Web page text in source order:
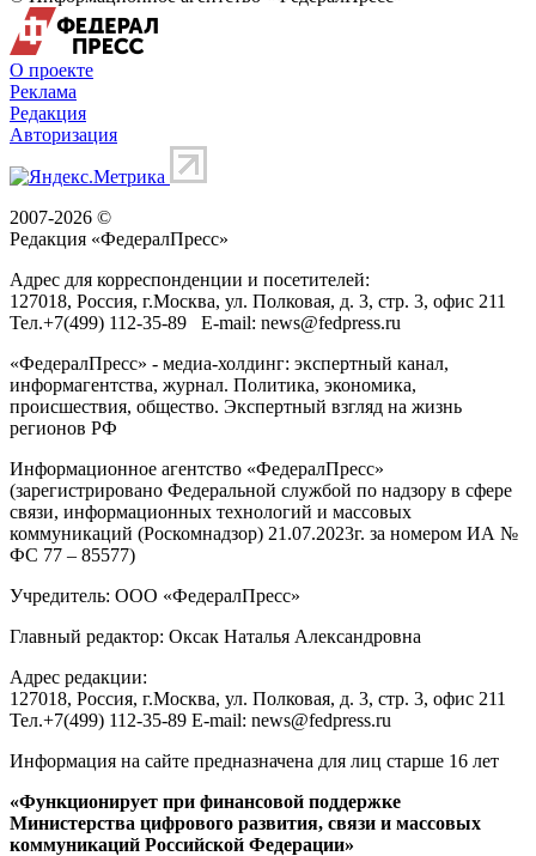
О проекте
Реклама
Редакция
Авторизация
2007-2026 ©
Редакция «ФедералПресс»
Адрес для корреспонденции и посетителей:
127018, Россия, г.Москва, ул. Полковая, д. 3, стр. 3, офис 211
Тел.+7(499) 112-35-89 E-mail: news@fedpress.ru
«ФедералПресс» - медиа-холдинг: экспертный канал,
информагентства, журнал. Политика, экономика,
происшествия, общество. Экспертный взгляд на жизнь
регионов РФ
Информационное агентство «ФедералПресс»
(зарегистрировано Федеральной службой по надзору в сфере
связи, информационных технологий и массовых
коммуникаций (Роскомнадзор) 21.07.2023г. за номером ИА №
ФС 77 – 85577)
Учредитель: ООО «ФедералПресс»
Главный редактор: Оксак Наталья Александровна
Адрес редакции:
127018, Россия, г.Москва, ул. Полковая, д. 3, стр. 3, офис 211
Тел.+7(499) 112-35-89 E-mail: news@fedpress.ru
Информация на сайте предназначена для лиц старше 16 лет
«Функционирует при финансовой поддержке
Министерства цифрового развития, связи и массовых
коммуникаций Российской Федерации»